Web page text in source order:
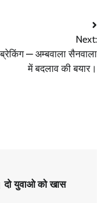
Next:
— अम्बवाला सैनवाला
में बदलाव की बयार।
दो युवाओ को खास